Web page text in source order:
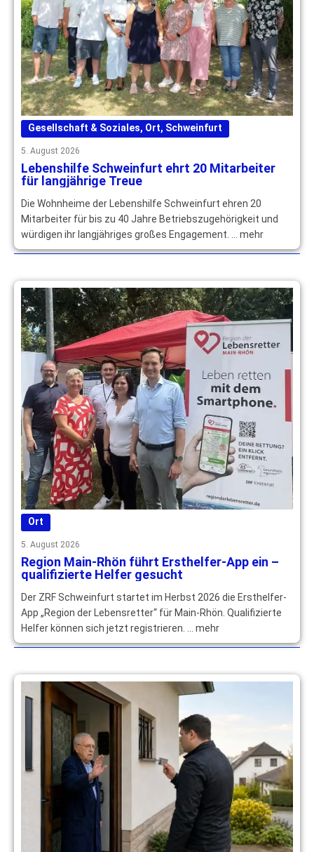
Gesellschaft & Soziales, Ort, Schweinfurt
5. August 2026
Lebenshilfe Schweinfurt ehrt 20 Mitarbeiter
für langjährige Treue
Die Wohnheime der Lebenshilfe Schweinfurt ehren 20
Mitarbeiter für bis zu 40 Jahre Betriebszugehörigkeit und
würdigen ihr langjähriges großes Engagement. … mehr
Ort
5. August 2026
Region Main-Rhön führt Ersthelfer-App ein –
qualifizierte Helfer gesucht
Der ZRF Schweinfurt startet im Herbst 2026 die Ersthelfer-
App „Region der Lebensretter“ für Main-Rhön. Qualifizierte
Helfer können sich jetzt registrieren. … mehr